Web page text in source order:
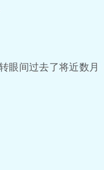
眼间过去了将近数月